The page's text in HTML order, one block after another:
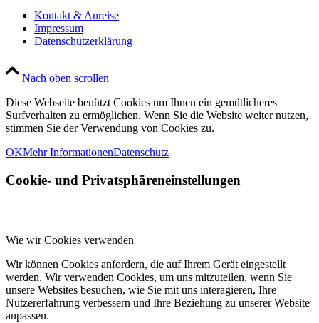
Kontakt & Anreise
Impressum
Datenschutzerklärung
Nach oben scrollen
Diese Webseite benützt Cookies um Ihnen ein gemütlicheres
Surfverhalten zu ermöglichen. Wenn Sie die Website weiter nutzen,
stimmen Sie der Verwendung von Cookies zu.
OKMehr InformationenDatenschutz
Cookie- und Privatsphäreneinstellungen
Wie wir Cookies verwenden
Wir können Cookies anfordern, die auf Ihrem Gerät eingestellt
werden. Wir verwenden Cookies, um uns mitzuteilen, wenn Sie
unsere Websites besuchen, wie Sie mit uns interagieren, Ihre
Nutzererfahrung verbessern und Ihre Beziehung zu unserer Website
anpassen.